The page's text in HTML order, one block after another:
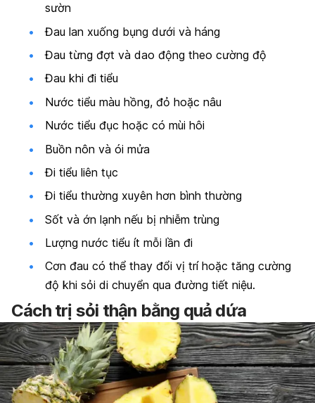
sườn
Đau lan xuống bụng dưới và háng
Đau từng đợt và dao động theo cường độ
Đau khi đi tiểu
Nước tiểu màu hồng, đỏ hoặc nâu
Nước tiểu đục hoặc có mùi hôi
Buồn nôn và ói mửa
Đi tiểu liên tục
Đi tiểu thường xuyên hơn bình thường
Sốt và ớn lạnh nếu bị nhiễm trùng
Lượng nước tiểu ít mỗi lần đi
Cơn đau có thể thay đổi vị trí hoặc tăng cường
độ khi sỏi di chuyển qua đường tiết niệu.
Cách trị sỏi thận bằng quả dứa